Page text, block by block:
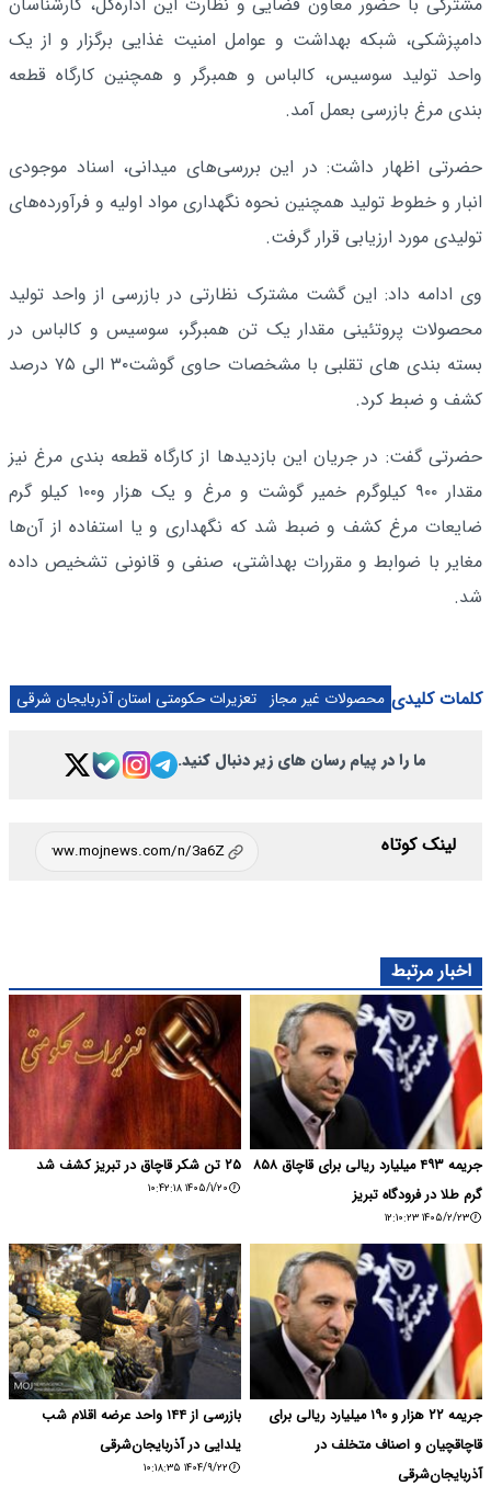
دامپزشکی، شبکه بهداشت و عوامل امنیت غذایی برگزار و از یک
واحد تولید سوسیس، کالباس و همبرگر و همچنین کارگاه قطعه
بندی مرغ بازرسی بعمل آمد.
حضرتی اظهار داشت: در این بررسی‌های میدانی، اسناد موجودی
انبار و خطوط تولید همچنین نحوه نگهداری مواد اولیه و فرآورده‌های
تولیدی مورد ارزیابی قرار گرفت.
وی ادامه داد: این گشت مشترک نظارتی در بازرسی از واحد تولید
محصولات پروتئینی مقدار یک تن همبرگر، سوسیس و کالباس در
بسته بندی های تقلبی با مشخصات حاوی گوشت۳۰ الی ۷۵ درصد
کشف و ضبط کرد.
حضرتی گفت: در جریان این بازدیدها از کارگاه قطعه بندی مرغ نیز
مقدار ۹۰۰ کیلوگرم خمیر گوشت و مرغ و یک هزار و۱۰۰ کیلو گرم
ضایعات مرغ کشف و ضبط شد که نگهداری و یا استفاده از آن‌ها
مغایر با ضوابط و مقررات بهداشتی، صنفی و قانونی تشخیص داده
شد.
کلمات کلیدی محصولات غیر مجاز تعزیرات حکومتی استان آذربایجان شرقی
ما را در پیام رسان های زیر دنبال کنید.
لینک کوتاه
اخبار مرتبط
جریمه ۴۹۳ میلیارد ریالی برای قاچاق ۸۵۸
گرم طلا در فرودگاه تبریز
۱۴۰۵/۲/۲۳ ۱۲:۱۰:۲۳
۲۵ تن شکر قاچاق در تبریز کشف شد
۱۴۰۵/۱/۲۰ ۱۰:۴۲:۱۸
جریمه ۲۲ هزار و ۱۹۰ میلیارد ریالی برای
قاچاقچیان و اصناف متخلف در
آذربایجان‌شرقی
بازرسی از ۱۴۴ واحد عرضه اقلام شب
یلدایی در آذربایجان‌شرقی
۱۴۰۴/۹/۲۲ ۱۰:۱۸:۳۵